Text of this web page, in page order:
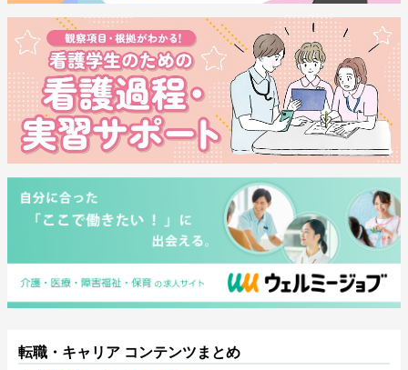
転職・キャリア コンテンツまとめ